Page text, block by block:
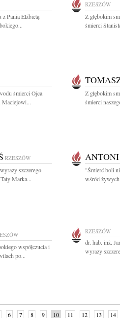
Panią Elżbietą
RZESZÓW
Z głębokim
śmierci
śmierci Ojca
Maciejowi...
Z głębokim
śmierci
RZESZÓW
szczerego
Marka...
"Śmierć boli
wśród
współczucia i
po...
RZESZÓW
dr. hab. inż.
wyrazy
6 7 8 9 10 11 12 13 14